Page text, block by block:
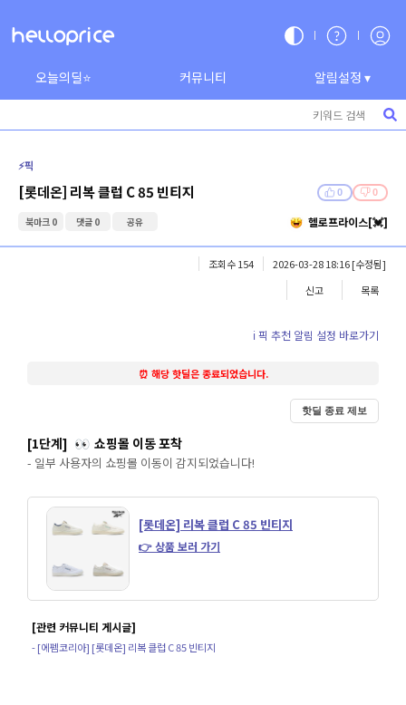
오늘의딜⭐ 커뮤니티 알림설정 ▾
⚡️픽
[롯데온] 리복 클럽 C 85 빈티지 0 0
북마크 0 댓글 0 공유 헬로프라이스[💓]
조회수 154 2026-03-28 18:16[수정됨]
신고
목록
ℹ️ 픽 추천 알림 설정 바로가기
⏰ 해당 핫딜은 종료되었습니다.
핫딜 종료 제보
[1단계] 👀 쇼핑몰 이동 포착
- 일부 사용자의 쇼핑몰 이동이 감지되었습니다!
[롯데온] 리복 클럽 C 85 빈티지
👉 상품 보러 가기
[관련 커뮤니티 게시글]
- [에펨코리아] [롯데온] 리복 클럽 C 85 빈티지